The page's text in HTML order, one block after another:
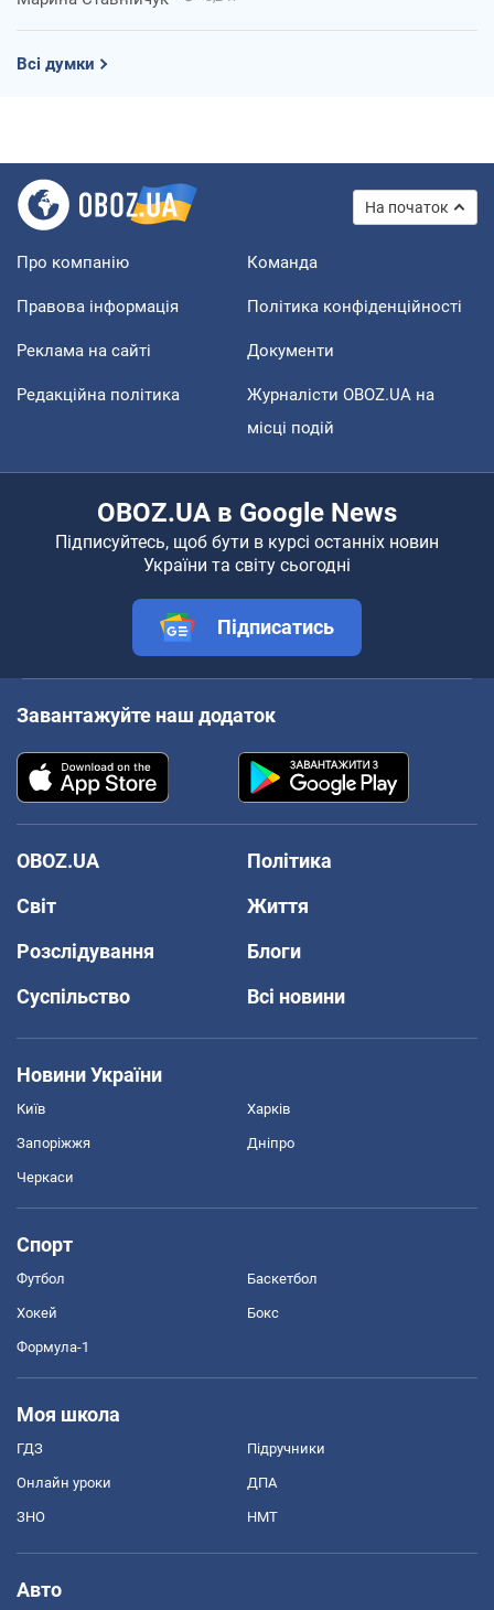
Всі думки
На початок
Про компанію Команда
Правова інформація Політика конфіденційності
Реклама на сайті Документи
Редакційна політика
Журналісти OBOZ.UA на
місці подій
OBOZ.UA в Google News
Підписуйтесь, щоб бути в курсі останніх новин
України та світу сьогодні
Підписатись
Завантажуйте наш додаток
OBOZ.UA
Політика
Світ
Життя
Розслідування
Блоги
Суспільство
Всі новини
Новини України
Київ Харків
Запоріжжя Дніпро
Черкаси
Спорт
Футбол Баскетбол
Хокей Бокс
Формула-1
Моя школа
ГДЗ Підручники
Онлайн уроки ДПА
ЗНО НМТ
Авто